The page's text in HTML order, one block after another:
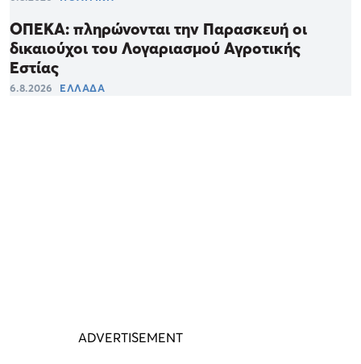
ΟΠΕΚΑ: πληρώνονται την Παρασκευή οι
δικαιούχοι του Λογαριασμού Αγροτικής
Εστίας
6.8.2026 ΕΛΛΑΔΑ